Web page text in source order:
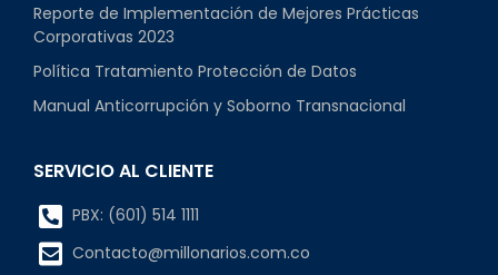
Reporte de Implementación de Mejores Prácticas
Corporativas 2023
Política Tratamiento Protección de Datos
Manual Anticorrupción y Soborno Transnacional
SERVICIO AL CLIENTE
PBX: (601) 514 1111
Contacto@millonarios.com.co